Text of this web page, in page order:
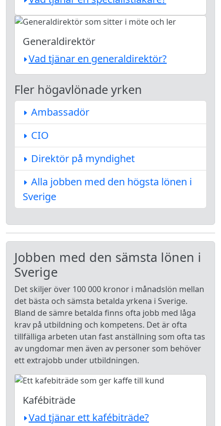
Generaldirektör
Vad tjänar en generaldirektör?
Fler högavlönade yrken
Ambassadör
CIO
Direktör på myndighet
Alla jobben med den högsta lönen i
Sverige
Jobben med den sämsta lönen i
Sverige
Det skiljer över 100 000 kronor i månadslön mellan
det bästa och sämsta betalda yrkena i Sverige.
Bland de sämre betalda finns ofta jobb med låga
krav på utbildning och kompetens. Det är ofta
tillfälliga arbeten utan fast anställning som ofta tas
av ungdomar men även av personer som behöver
ett extrajobb under utbildningen.
Kafébiträde
Vad tjänar ett kafébiträde?